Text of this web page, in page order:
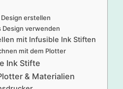
erstellen
Design verwenden
mit Infusible Ink Stiften
mit dem Plotter
Ink Stifte
& Materialien